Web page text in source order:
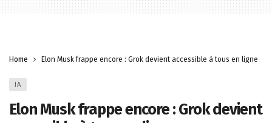
Home Elon Musk frappe encore : Grok devient accessible à tous en ligne
IA
Elon Musk frappe encore : Grok devient